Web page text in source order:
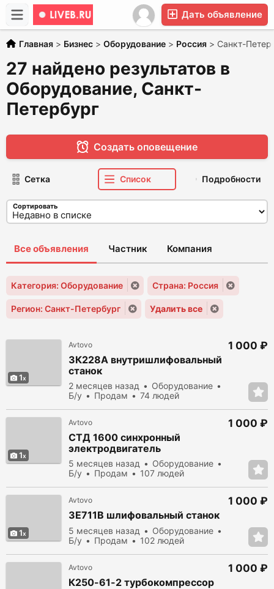
Дать объявление
Главная > Бизнес > Оборудование > Россия > Санкт-
27 найдено результатов в
Оборудование, Санкт-
Петербург
Создать оповещение
Сетка Список Подробности
Сортировать
Все объявления Частник Компания
Категория: Оборудование Страна: Россия
Регион: Санкт-Петербург Удалить все
1
Avtovo
3К228А внутришлифовальный
станок
2 месяцев назад
Оборудование
Б/у
Продам
74 людей
1 000 ₽
1
Avtovo
СТД 1600 синхронный
электродвигатель
5 месяцев назад
Оборудование
Б/у
Продам
107 людей
1 000 ₽
1
Avtovo
3Е711В шлифовальный станок
5 месяцев назад
Оборудование
Б/у
Продам
102 людей
1 000 ₽
Avtovo
К250-61-2 турбокомпрессор
1 000 ₽